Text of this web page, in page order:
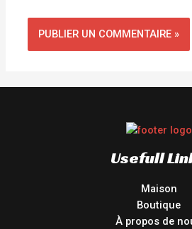
Usefull
Maison
Boutique
À propos de